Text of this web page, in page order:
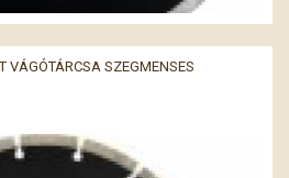
VÁGÓTÁRCSA SZEGMENSES